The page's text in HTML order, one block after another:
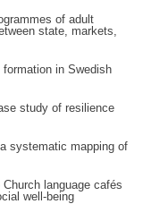
of adult
state, markets,
in Swedish
study of resilience
systematic mapping of
language cafés
well-being